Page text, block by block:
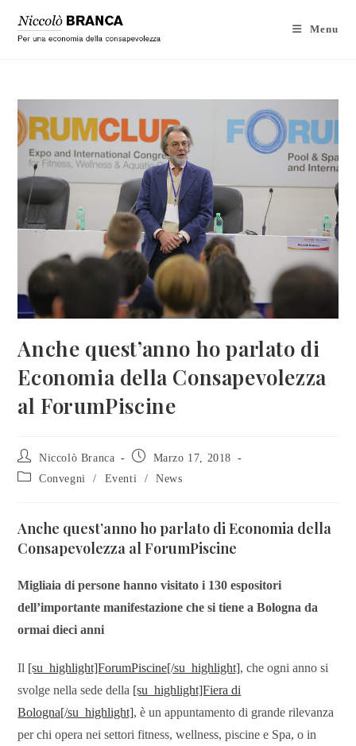
Menu
Anche quest’anno ho parlato di
Economia della Consapevolezza
al ForumPiscine
Niccolò Branca
Marzo 17, 2018
Convegni
/ Eventi / News
Anche quest’anno ho parlato di Economia della
Consapevolezza al ForumPiscine
Migliaia di persone hanno visitato i 130 espositori
dell’importante manifestazione che si tiene a Bologna da
ormai dieci anni
Il [su_highlight]ForumPiscine[/su_highlight], che ogni anno si
svolge nella sede della [su_highlight]Fiera di
Bologna[/su_highlight], è un appuntamento di grande rilevanza
per chi opera nei settori fitness, wellness, piscine e Spa, o in